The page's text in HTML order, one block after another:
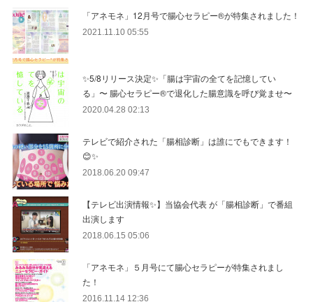
「アネモネ」12月号で腸心セラピー®︎が特集されました！
2021.11.10 05:55
✨5/8リリース決定✨「腸は宇宙の全てを記憶してい
る」〜 腸心セラピー®︎で退化した腸意識を呼び覚ませ〜
2020.04.28 02:13
テレビで紹介された「腸相診断」は誰にでもできます！
😊✨
2018.06.20 09:47
【テレビ出演情報✨】当協会代表 が「腸相診断」で番組
出演します
2018.06.15 05:06
「アネモネ」５月号にて腸心セラピーが特集されまし
た！
2016.11.14 12:36